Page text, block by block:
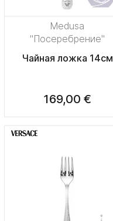
Medusa
"Посеребрение"
Чайная ложка 14см
169,00 €